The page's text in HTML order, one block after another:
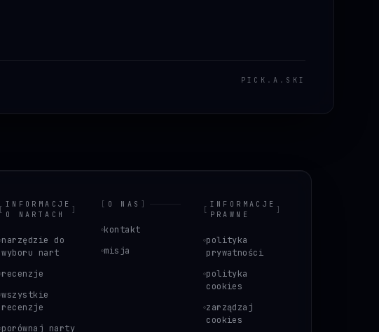
PICK . A . SKI
[
INFORMACJE
O NARTACH
]
narzędzie do
wyboru nart
recenzje
wszystkie
recenzje
porównaj narty
[ O NAS ]
kontakt
misja
[
INFORMACJE
PRAWNE
]
polityka
prywatności
polityka
cookies
zarządzaj
cookies